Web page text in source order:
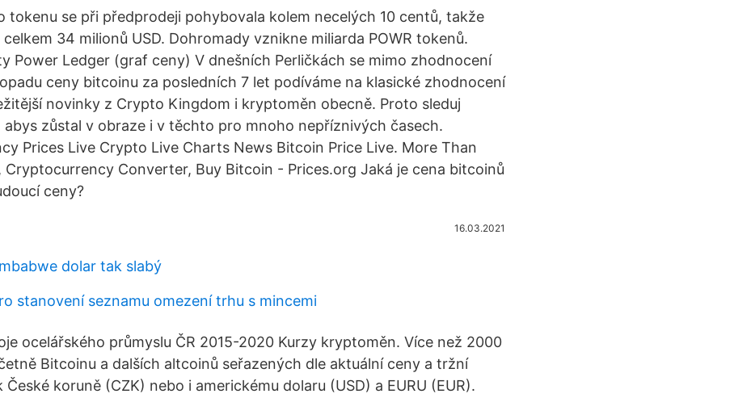
tokenu se při předprodeji pohybovala kolem necelých 10 centů, takže
34 milionů USD. Dohromady vznikne miliarda POWR tokenů.
Power Ledger (graf ceny) V dnešních Perličkách se mimo zhodnocení
ceny bitcoinu za posledních 7 let podíváme na klasické zhodnocení
novinky z Crypto Kingdom i kryptoměn obecně. Proto sleduj
abys zůstal v obraze i v těchto pro mnoho nepříznivých časech.
Prices Live Crypto Live Charts News Bitcoin Price Live. More Than
Converter, Buy Bitcoin - Prices.org Jaká je cena bitcoinů
ceny?
16.03.2021
dolar tak slabý
stanovení seznamu omezení trhu s mincemi
ocelářského průmyslu ČR 2015-2020 Kurzy kryptoměn. Více než 2000
Bitcoinu a dalších altcoinů seřazených dle aktuální ceny a tržní
České koruně (CZK) nebo i americkému dolaru (USD) a EURU (EUR).